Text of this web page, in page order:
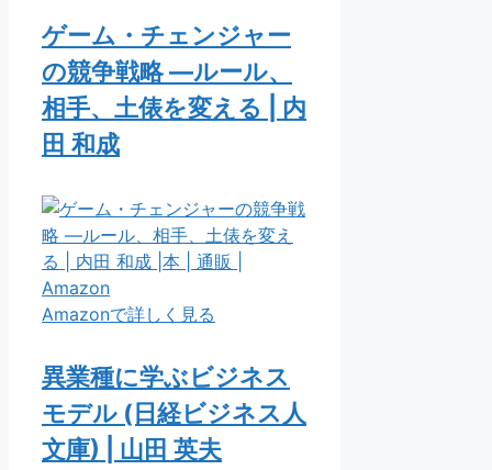
ゲーム・チェンジャー
の競争戦略 ―ルール、
相手、土俵を変える | 内
田 和成
Amazonで詳しく見る
異業種に学ぶビジネス
モデル (日経ビジネス人
文庫) | 山田 英夫